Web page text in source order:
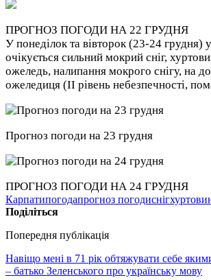
ПРОГНОЗ ПОГОДИ НА 22 ГРУДНЯ
У понеділок та вівторок (23-24 грудня)
очікується сильний мокрий сніг,
ожеледь, налипання мокрого снігу, на
ожеледиця (ІІ рівень небезпечності,
Прогноз погоди на 23 грудня
ПРОГНОЗ ПОГОДИ НА 24 ГРУДНЯ
Карпатипогодапрогноз погодисніг
Поділіться
Попередня публікація
Навіщо мені в 71 рік обтяжувати себе
– батько Зеленського про українську мову